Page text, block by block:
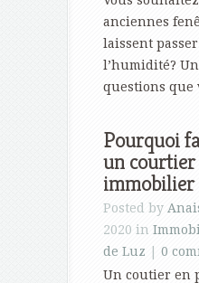
anciennes
laissent
l’humidité?
questions que
Pourquoi
un
immobilier
Posted by
2020 in
de Luz
0
Un coutier en